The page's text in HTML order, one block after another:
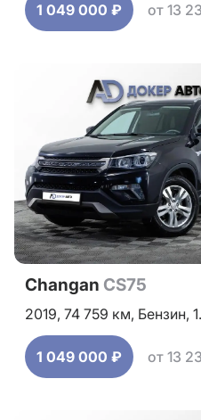
1 049 000 ₽ от 13
Changan CS75
2019, 74 759 км, Бензин,
1 049 000 ₽ от 13